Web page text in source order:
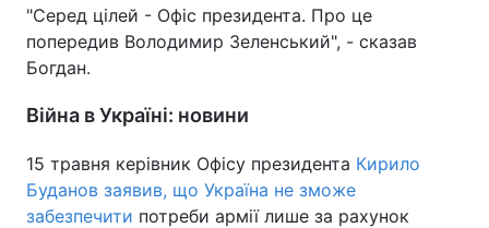
"Серед цілей - Офіс президента. Про це
попередив Володимир Зеленський", - сказав
Богдан.
Війна в Україні: новини
15 травня керівник Офісу президента Кирило
Буданов заявив, що Україна не зможе
забезпечити потреби армії лише за рахунок